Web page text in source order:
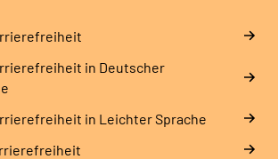
in Deutscher
in Leichter Sprache